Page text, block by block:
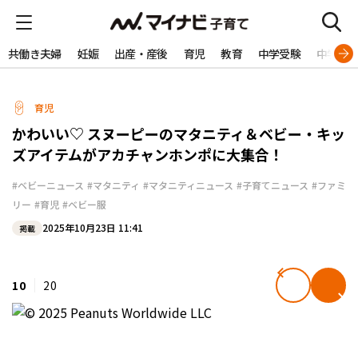
共働き夫婦 妊娠 出産・産後 育児 教育 中学受験 中学生
育児
かわいい♡ スヌーピーのマタニティ＆ベビー・キッ
ズアイテムがアカチャンホンポに大集合！
#ベビーニュース #マタニティ #マタニティニュース #子育てニュース #ファミ
リー #育児 #ベビー服
掲載 2025年10月23日 11:41
10 20